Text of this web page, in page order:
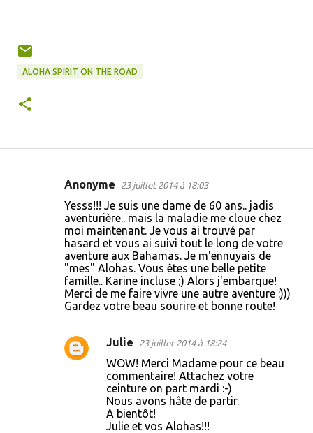
ALOHA SPIRIT ON THE ROAD
Anonyme 23 juillet 2014 à 18:03
Yesss!!! Je suis une dame de 60 ans.. jadis
aventurière.. mais la maladie me cloue chez
moi maintenant. Je vous ai trouvé par
hasard et vous ai suivi tout le long de votre
aventure aux Bahamas. Je m'ennuyais de
"mes" Alohas. Vous êtes une belle petite
famille.. Karine incluse ;) Alors j'embarque!
Merci de me faire vivre une autre aventure :)))
Gardez votre beau sourire et bonne route!
Julie 23 juillet 2014 à 18:24
WOW! Merci Madame pour ce beau
commentaire! Attachez votre
ceinture on part mardi :-)
Nous avons hâte de partir.
A bientôt!
Julie et vos Alohas!!!